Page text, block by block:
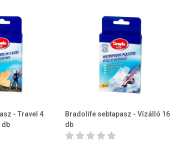
- Travel 4
db
Bradolife sebtapasz - Vízálló 16
db